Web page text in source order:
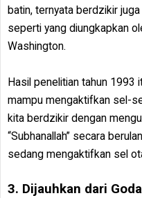
batin, ternyata berdzikir
seperti yang diungkapkan
Washington.
Hasil penelitian tahun 1993
mampu mengaktifkan sel-
kita berdzikir dengan
“Subhanallah” secara
sedang mengaktifkan sel
3. Dijauhkan dari